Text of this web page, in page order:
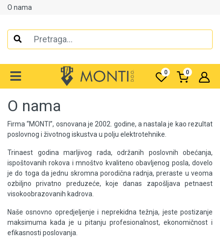
O nama
0 0
Alati
Grijanje i klimatizacija
Mjerno-regulaciona oprema
RASPRODAJA
Tehnička hemija i kućni program
Videonadzor
Vijčana roba
O nama
Firma “MONTI”, osnovana je 2002. godine, a nastala je kao rezultat
poslovnog i životnog iskustva u polju elektrotehnike.
Trinaest godina marljivog rada, održanih poslovnih obećanja,
ispoštovanih rokova i mnoštvo kvaliteno obavljenog posla, dovelo
je do toga da jednu skromna porodična radnja, preraste u veoma
ozbiljno privatno preduzeće, koje danas zapošljava petnaest
visokoobrazovanih kadrova.
Naše osnovno opredjeljenje i neprekidna težnja, jeste postizanje
maksimuma kada je u pitanju profesionalnost, ekonomičnost i
efikasnosti poslovanja.